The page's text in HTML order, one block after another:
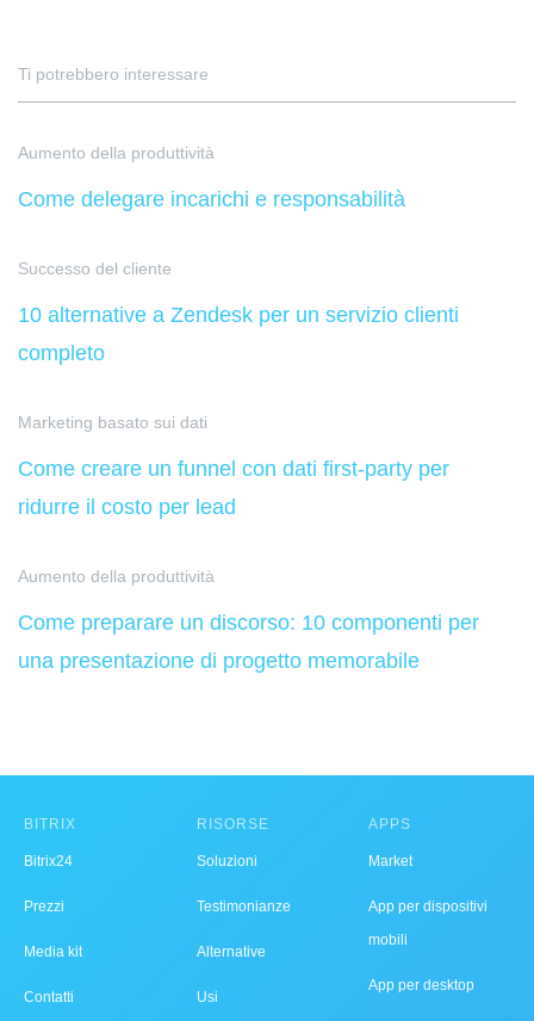
Ti potrebbero interessare
Aumento della produttività
Come delegare incarichi e responsabilità
Successo del cliente
10 alternative a Zendesk per un servizio clienti
completo
Marketing basato sui dati
Come creare un funnel con dati first-party per
ridurre il costo per lead
Aumento della produttività
Come preparare un discorso: 10 componenti per
una presentazione di progetto memorabile
BITRIX
Bitrix24
Prezzi
Media kit
Contatti
RISORSE
Soluzioni
Testimonianze
Alternative
Usi
APPS
Market
App per dispositivi
mobili
App per desktop